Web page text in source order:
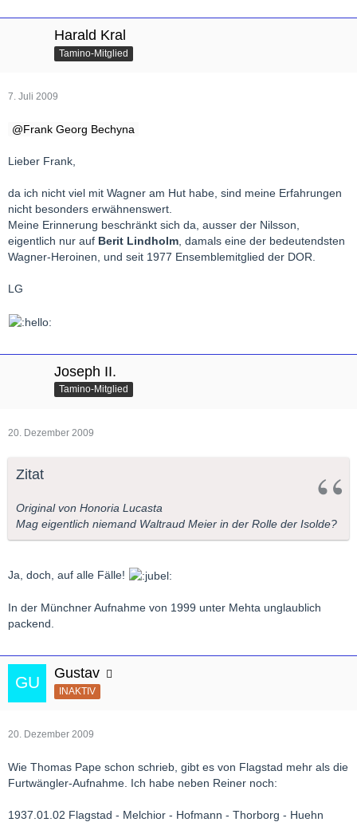
Harald Kral
Tamino-Mitglied
7. Juli 2009
Frank Georg Bechyna
Lieber Frank,
da ich nicht viel mit Wagner am Hut habe, sind meine Erfahrungen
nicht besonders erwähnenswert.
Meine Erinnerung beschränkt sich da, ausser der Nilsson,
eigentlich nur auf Berit Lindholm, damals eine der bedeutendsten
Wagner-Heroinen, und seit 1977 Ensemblemitglied der DOR.
LG
Joseph II.
Tamino-Mitglied
20. Dezember 2009
Zitat
Original von Honoria Lucasta
Mag eigentlich niemand Waltraud Meier in der Rolle der Isolde?
Ja, doch, auf alle Fälle!
In der Münchner Aufnahme von 1999 unter Mehta unglaublich
packend.
Gustav
INAKTIV
20. Dezember 2009
Wie Thomas Pape schon schrieb, gibt es von Flagstad mehr als die
Furtwängler-Aufnahme. Ich habe neben Reiner noch:
1937.01.02 Flagstad - Melchior - Hofmann - Thorborg - Huehn